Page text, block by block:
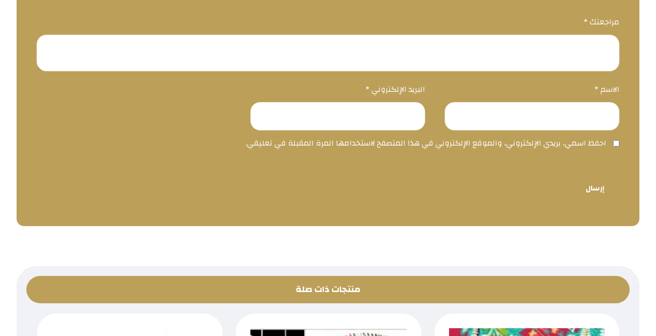
مراجعتك*
الاسم* البريد الإلكتروني*
احفظ اسمي، بريدي الإلكتروني، والموقع الإلكتروني في هذا المتصفح لاستخدامها المرة المقبلة في تعليقي.
إرسال
منتجات ذات صلة